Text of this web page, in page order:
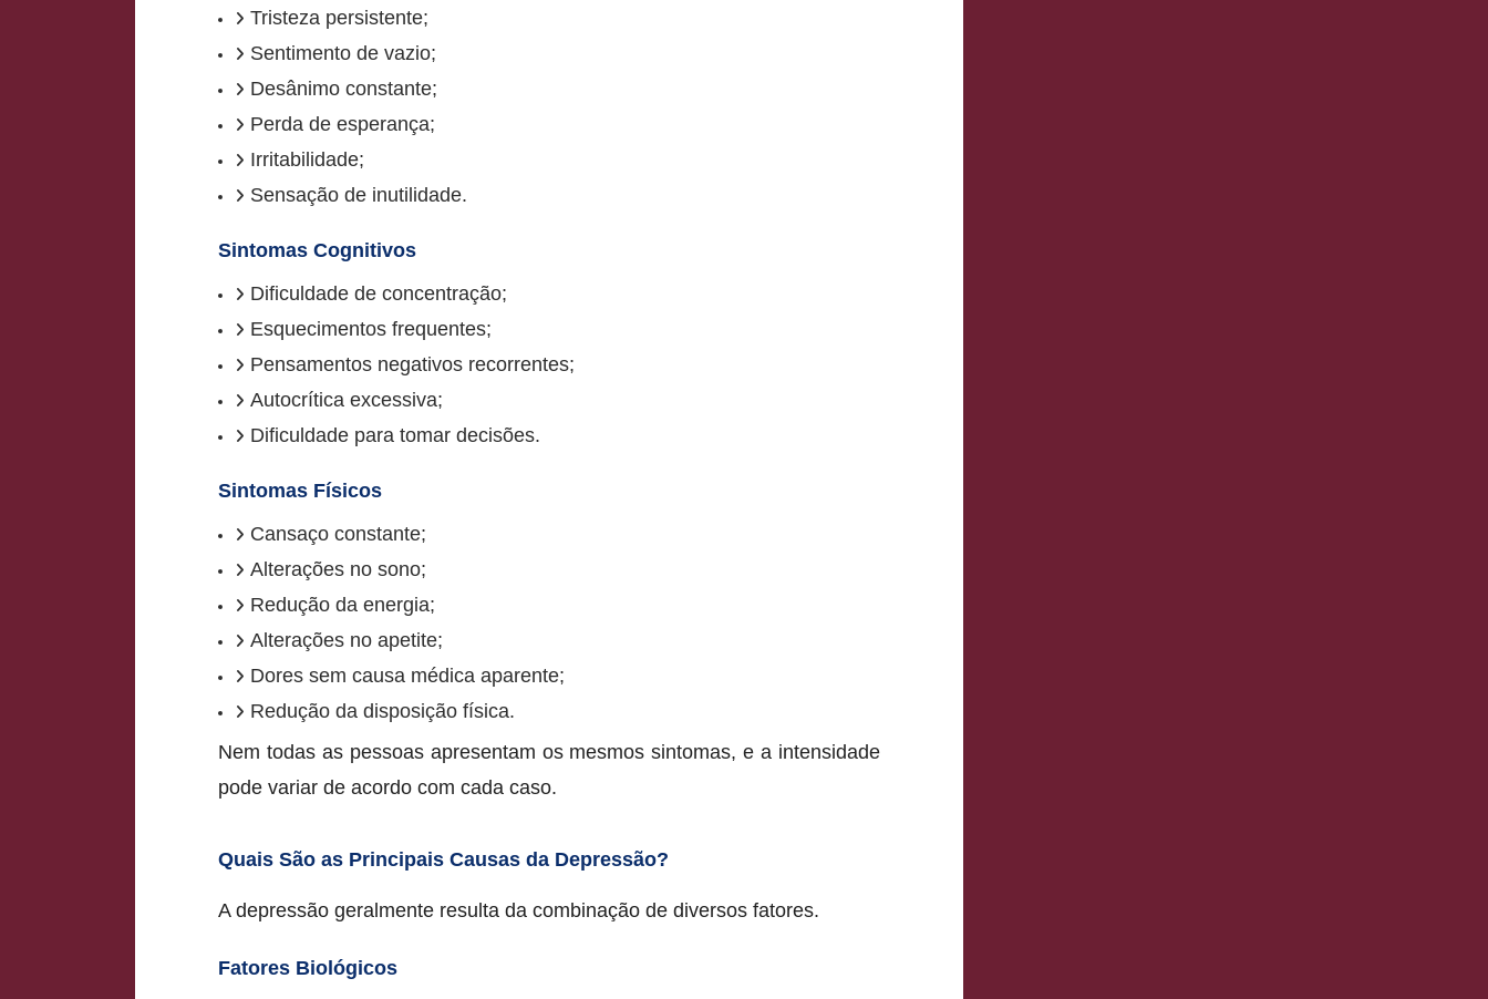
Tristeza persistente;
Sentimento de vazio;
Desânimo constante;
Perda de esperança;
Irritabilidade;
Sensação de inutilidade.
Sintomas Cognitivos
Dificuldade de concentração;
Esquecimentos frequentes;
Pensamentos negativos recorrentes;
Autocrítica excessiva;
Dificuldade para tomar decisões.
Sintomas Físicos
Cansaço constante;
Alterações no sono;
Redução da energia;
Alterações no apetite;
Dores sem causa médica aparente;
Redução da disposição física.
Nem todas as pessoas apresentam os mesmos sintomas, e a intensidade
pode variar de acordo com cada caso.
Quais São as Principais Causas da Depressão?
A depressão geralmente resulta da combinação de diversos fatores.
Fatores Biológicos